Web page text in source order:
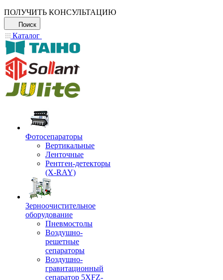
ПОЛУЧИТЬ КОНСУЛЬТАЦИЮ
Поиск
Каталог
Фотосепараторы
Вертикальные
Ленточные
Рентген-детекторы
(X-RAY)
Зерноочистительное
оборудование
Пневмостолы
Воздушно-
решетные
сепараторы
Воздушно-
гравитационный
сепаратор 5XFZ-